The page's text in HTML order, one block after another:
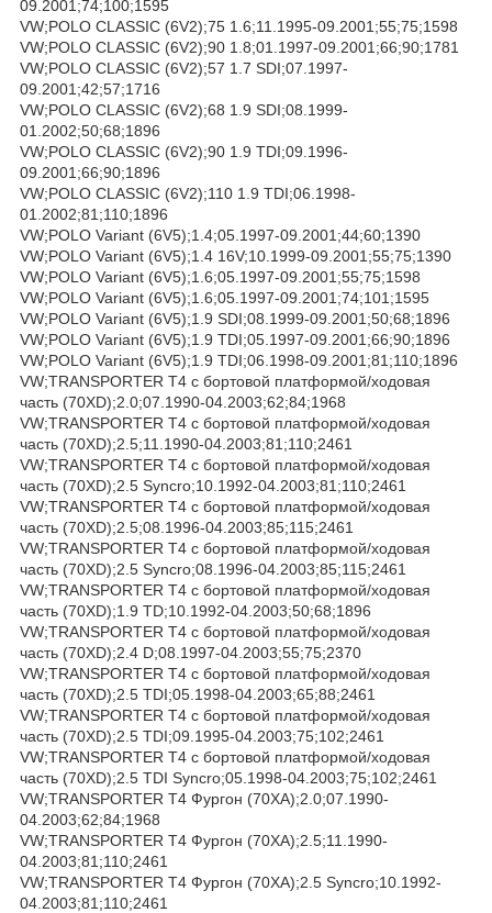
09.2001;74;100;1595
VW;POLO CLASSIC (6V2);75 1.6;11.1995-09.2001;55;75;1598
VW;POLO CLASSIC (6V2);90 1.8;01.1997-09.2001;66;90;1781
VW;POLO CLASSIC (6V2);57 1.7 SDI;07.1997-
09.2001;42;57;1716
VW;POLO CLASSIC (6V2);68 1.9 SDI;08.1999-
01.2002;50;68;1896
VW;POLO CLASSIC (6V2);90 1.9 TDI;09.1996-
09.2001;66;90;1896
VW;POLO CLASSIC (6V2);110 1.9 TDI;06.1998-
01.2002;81;110;1896
VW;POLO Variant (6V5);1.4;05.1997-09.2001;44;60;1390
VW;POLO Variant (6V5);1.4 16V;10.1999-09.2001;55;75;1390
VW;POLO Variant (6V5);1.6;05.1997-09.2001;55;75;1598
VW;POLO Variant (6V5);1.6;05.1997-09.2001;74;101;1595
VW;POLO Variant (6V5);1.9 SDI;08.1999-09.2001;50;68;1896
VW;POLO Variant (6V5);1.9 TDI;05.1997-09.2001;66;90;1896
VW;POLO Variant (6V5);1.9 TDI;06.1998-09.2001;81;110;1896
VW;TRANSPORTER T4 c бортовой платформой/ходовая
часть (70XD);2.0;07.1990-04.2003;62;84;1968
VW;TRANSPORTER T4 c бортовой платформой/ходовая
часть (70XD);2.5;11.1990-04.2003;81;110;2461
VW;TRANSPORTER T4 c бортовой платформой/ходовая
часть (70XD);2.5 Syncro;10.1992-04.2003;81;110;2461
VW;TRANSPORTER T4 c бортовой платформой/ходовая
часть (70XD);2.5;08.1996-04.2003;85;115;2461
VW;TRANSPORTER T4 c бортовой платформой/ходовая
часть (70XD);2.5 Syncro;08.1996-04.2003;85;115;2461
VW;TRANSPORTER T4 c бортовой платформой/ходовая
часть (70XD);1.9 TD;10.1992-04.2003;50;68;1896
VW;TRANSPORTER T4 c бортовой платформой/ходовая
часть (70XD);2.4 D;08.1997-04.2003;55;75;2370
VW;TRANSPORTER T4 c бортовой платформой/ходовая
часть (70XD);2.5 TDI;05.1998-04.2003;65;88;2461
VW;TRANSPORTER T4 c бортовой платформой/ходовая
часть (70XD);2.5 TDI;09.1995-04.2003;75;102;2461
VW;TRANSPORTER T4 c бортовой платформой/ходовая
часть (70XD);2.5 TDI Syncro;05.1998-04.2003;75;102;2461
VW;TRANSPORTER T4 Фургон (70XA);2.0;07.1990-
04.2003;62;84;1968
VW;TRANSPORTER T4 Фургон (70XA);2.5;11.1990-
04.2003;81;110;2461
VW;TRANSPORTER T4 Фургон (70XA);2.5 Syncro;10.1992-
04.2003;81;110;2461